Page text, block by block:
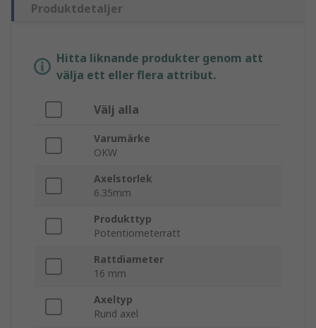
Produktdetaljer
Hitta liknande produkter genom att
välja ett eller flera attribut.
Välj alla
Varumärke
OKW
Axelstorlek
6.35mm
Produkttyp
Potentiometerratt
Rattdiameter
16 mm
Axeltyp
Rund axel